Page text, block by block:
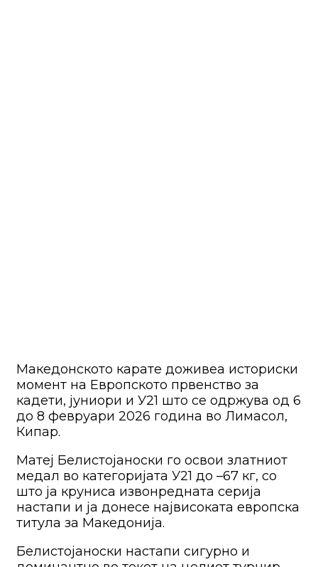
Македонското карате доживеа историски
момент на Европското првенство за
кадети, јуниори и У21 што се одржува од 6
до 8 февруари 2026 година во Лимасол,
Кипар.
Матеј Белистојаноски го освои златниот
медал во категоријата У21 до –67 кг, со
што ја круниса извонредната серија
настапи и ја донесе највисоката европска
титула за Македонија.
Белистојаноски настапи сигурно и